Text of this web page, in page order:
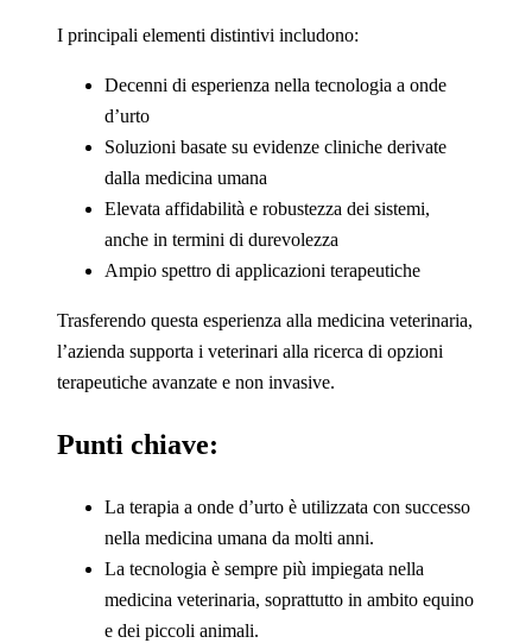
I principali elementi distintivi includono:
Decenni di esperienza nella tecnologia a onde
d’urto
Soluzioni basate su evidenze cliniche derivate
dalla medicina umana
Elevata affidabilità e robustezza dei sistemi,
anche in termini di durevolezza
Ampio spettro di applicazioni terapeutiche
Trasferendo questa esperienza alla medicina veterinaria,
l’azienda supporta i veterinari alla ricerca di opzioni
terapeutiche avanzate e non invasive.
Punti chiave:
La terapia a onde d’urto è utilizzata con successo
nella medicina umana da molti anni.
La tecnologia è sempre più impiegata nella
medicina veterinaria, soprattutto in ambito equino
e dei piccoli animali.